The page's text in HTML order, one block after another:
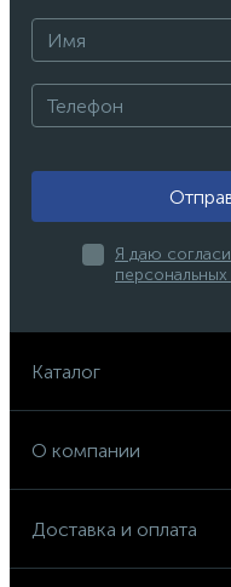
Я даю
Каталог
О компании
Доставка и оплата